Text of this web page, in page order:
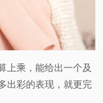
上乘，能给出一个及
出彩的表现，就更完